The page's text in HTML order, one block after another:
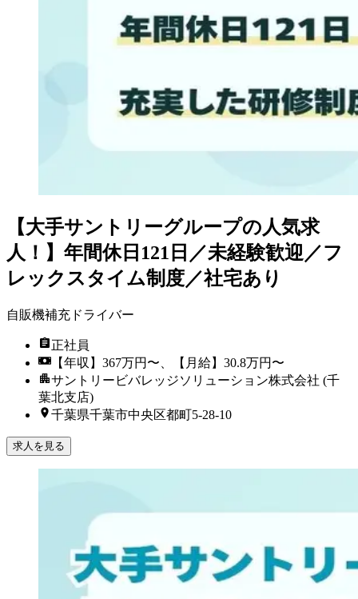
【大手サントリーグループの人気求
人！】年間休日121日／未経験歓迎／フ
レックスタイム制度／社宅あり
自販機補充ドライバー
正社員
【年収】367万円〜、【月給】30.8万円〜
サントリービバレッジソリューション株式会社 (千
葉北支店)
千葉県千葉市中央区都町5-28-10
求人を見る